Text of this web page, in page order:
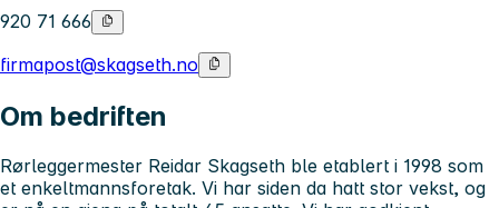
920 71 666
firmapost@skagseth.no
Om bedriften
Rørleggermester Reidar Skagseth ble etablert i 1998 som
et enkeltmannsforetak. Vi har siden da hatt stor vekst, og